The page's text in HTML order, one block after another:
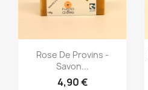
Aperçu rapide
Rose De Provins -
Savon...
4,90 €